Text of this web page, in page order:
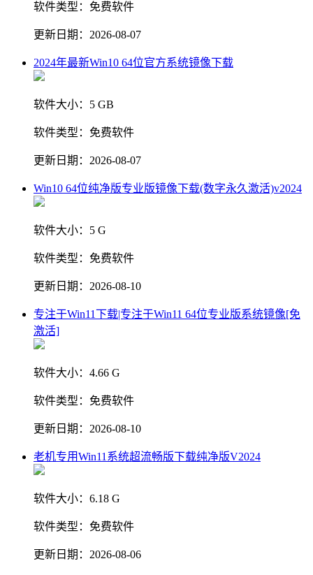
软件类型： 免费软件
更新日期： 2026-08-07
2024年最新Win10 64位官方系统镜像下载
软件大小： 5 GB
软件类型： 免费软件
更新日期： 2026-08-07
Win10 64位纯净版专业版镜像下载(数字永久激活)v2024
软件大小： 5 G
软件类型： 免费软件
更新日期： 2026-08-10
专注于Win11下载|专注于Win11 64位专业版系统镜像[免
激活]
软件大小： 4.66 G
软件类型： 免费软件
更新日期： 2026-08-10
老机专用Win11系统超流畅版下载纯净版V2024
软件大小： 6.18 G
软件类型： 免费软件
更新日期： 2026-08-06